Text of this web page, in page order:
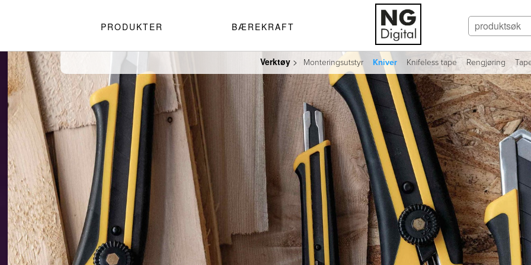
PRODUKTER BÆREKRAFT
Verktøy > Monteringsutstyr Kniver Knifeless tape Rengjøring